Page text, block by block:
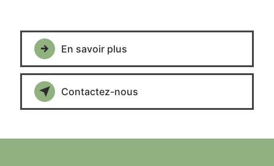
En savoir plus
Contactez-nous